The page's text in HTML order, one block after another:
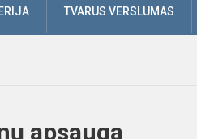
TVARUS VERSLUMAS
apsauga